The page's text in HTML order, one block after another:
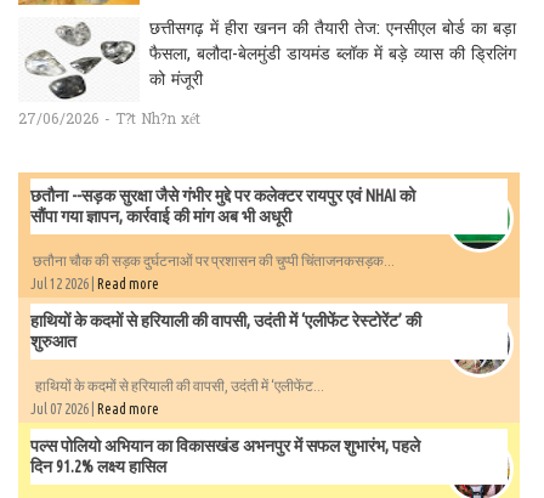
छत्तीसगढ़ में हीरा खनन की तैयारी तेज: एनसीएल बोर्ड का बड़ा
फैसला, बलौदा-बेलमुंडी डायमंड ब्लॉक में बड़े व्यास की ड्रिलिंग
को मंजूरी
27/06/2026 - T?t Nh?n xét
छतौना --सड़क सुरक्षा जैसे गंभीर मुद्दे पर कलेक्टर रायपुर एवं NHAI को
सौंपा गया ज्ञापन, कार्रवाई की मांग अब भी अधूरी
छतौना चौक की सड़क दुर्घटनाओं पर प्रशासन की चुप्पी चिंताजनकसड़क...
Jul 12 2026 | Read more
हाथियों के कदमों से हरियाली की वापसी, उदंती में ‘एलीफेंट रेस्टोरेंट’ की
शुरुआत
हाथियों के कदमों से हरियाली की वापसी, उदंती में ‘एलीफेंट...
Jul 07 2026 | Read more
पल्स पोलियो अभियान का विकासखंड अभनपुर में सफल शुभारंभ, पहले
दिन 91.2% लक्ष्य हासिल